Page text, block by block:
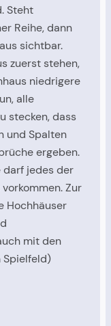
Steht
Reihe, dann
sichtbar.
zuerst stehen,
niedrigere
alle
stecken, dass
und Spalten
ergeben.
darf jedes der
Zur
Hochhäuser
mit den
Spielfeld)